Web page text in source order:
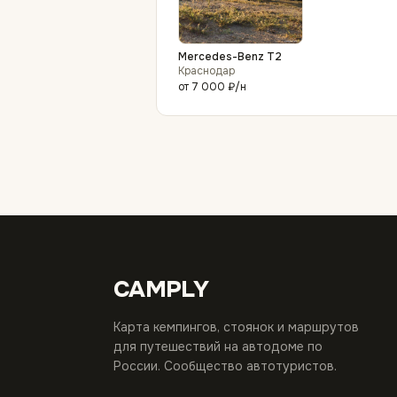
Mercedes-Benz T2
Краснодар
от 7 000 ₽/н
CAMPLY
Карта кемпингов, стоянок и маршрутов
для путешествий на автодоме по
России. Сообщество автотуристов.